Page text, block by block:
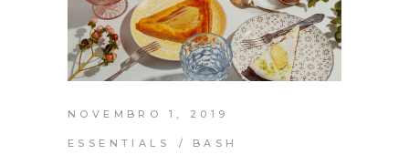
NOVEMBRO 1, 2019
ESSENTIALS BASH